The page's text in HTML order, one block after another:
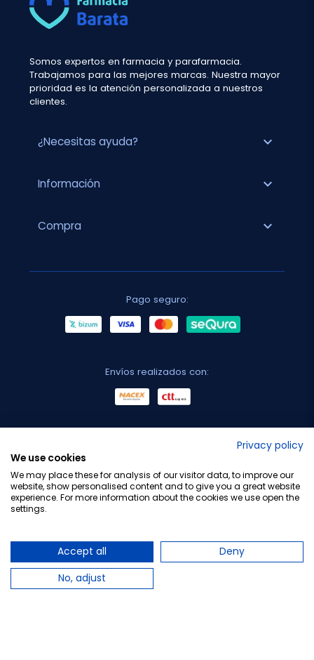
Somos expertos en farmacia y parafarmacia.
Trabajamos para las mejores marcas. Nuestra mayor
prioridad es la atención personalizada a nuestros
clientes.
¿Necesitas ayuda? expand_more
Información expand_more
Compra expand_more
Pago seguro:
Envíos realizados con:
Privacy policy
We use cookies
We may place these for analysis of our visitor data, to improve our
website, show personalised content and to give you a great website
experience. For more information about the cookies we use open the
settings.
Accept all
Deny
No, adjust